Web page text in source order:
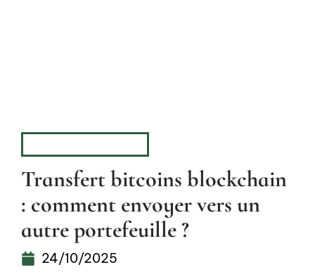
Transfert bitcoins blockchain
: comment envoyer vers un
autre portefeuille ?
24/10/2025